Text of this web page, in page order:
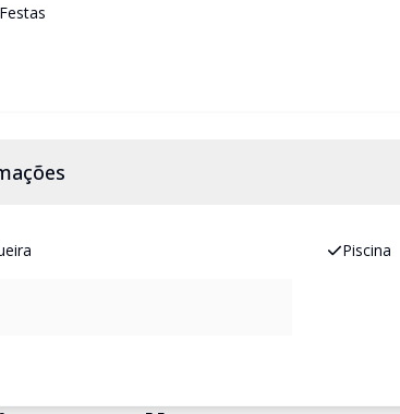
Piscina